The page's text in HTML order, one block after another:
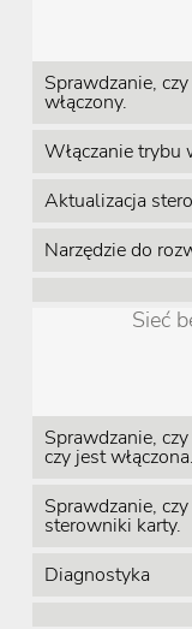
Sprawdzanie,
włączony.
Włączanie trybu
Aktualizacja
Narzędzie do
Sieć
Sprawdzanie,
czy jest włączona.
Sprawdzanie,
sterowniki karty.
Diagnostyka